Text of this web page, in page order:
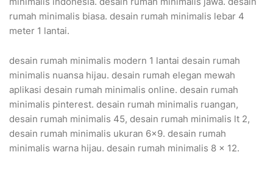
rumah minimalis biasa. desain rumah minimalis lebar 4
meter 1 lantai.
desain rumah minimalis modern 1 lantai desain rumah
minimalis nuansa hijau. desain rumah elegan mewah
aplikasi desain rumah minimalis online. desain rumah
minimalis pinterest. desain rumah minimalis ruangan,
desain rumah minimalis 45, desain rumah minimalis lt 2,
desain rumah minimalis ukuran 6×9. desain rumah
minimalis warna hijau. desain rumah minimalis 8 x 12.